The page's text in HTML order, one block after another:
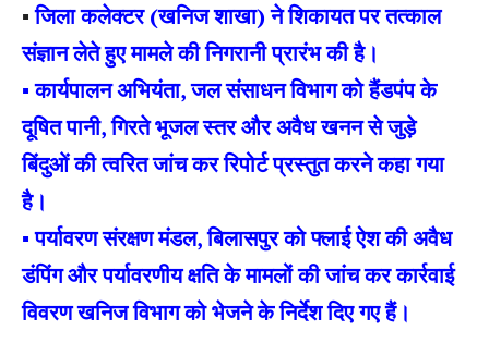
▪जिला कलेक्टर (खनिज शाखा) ने शिकायत पर तत्काल
संज्ञान लेते हुए मामले की निगरानी प्रारंभ की है।
▪ कार्यपालन अभियंता, जल संसाधन विभाग को हैंडपंप के
दूषित पानी, गिरते भूजल स्तर और अवैध खनन से जुड़े
बिंदुओं की त्वरित जांच कर रिपोर्ट प्रस्तुत करने कहा गया
है।
▪ पर्यावरण संरक्षण मंडल, बिलासपुर को फ्लाई ऐश की अवैध
डंपिंग और पर्यावरणीय क्षति के मामलों की जांच कर कार्रवाई
विवरण खनिज विभाग को भेजने के निर्देश दिए गए हैं।